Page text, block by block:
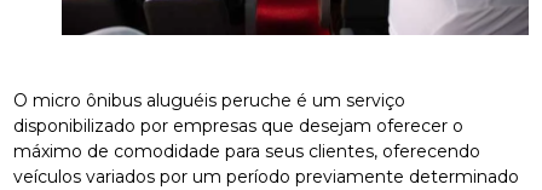
O micro ônibus aluguéis peruche é um serviço
disponibilizado por empresas que desejam oferecer o
máximo de comodidade para seus clientes, oferecendo
veículos variados por um período previamente determinado